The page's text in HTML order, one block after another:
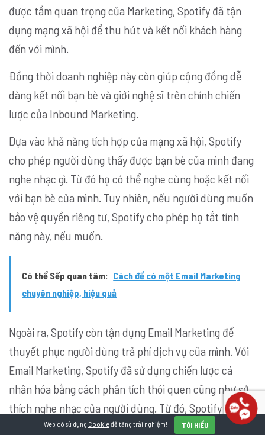
được tầm quan trọng của Marketing, Spotify đã tận
dụng mạng xã hội để thu hút và kết nối khách hàng
đến với mình.
Đồng thời doanh nghiệp này còn giúp cộng đồng dễ
dàng kết nối bạn bè và giới nghệ sĩ trên chính chiến
lược của Inbound Marketing.
Dựa vào khả năng tích hợp của mạng xã hội, Spotify
cho phép người dùng thấy được bạn bè của mình đang
nghe nhạc gì. Từ đó họ có thể nghe cùng hoặc kết nối
với bạn bè của mình. Tuy nhiên, nếu người dùng muốn
bảo vệ quyền riêng tư, Spotify cho phép họ tắt tính
năng này, nếu muốn.
Có thể Sếp quan tâm: Cách để có một Email Marketing
chuyên nghiệp, hiệu quả
Ngoài ra, Spotify còn tận dụng Email Marketing để
thuyết phục người dùng trả phí dịch vụ của mình. Với
Email Marketing, Spotify đã sử dụng chiến lược cá
nhân hóa bằng cách phân tích thói quen cũng như sở
thích nghe nhạc của người dùng. Từ đó, Spotify sẽ gửi
cho họ những Email đề xuất bài hát phù hợp với mức
Web có sử dụng Cookieđể tăng trải nghiệm! TÔI HIỂU